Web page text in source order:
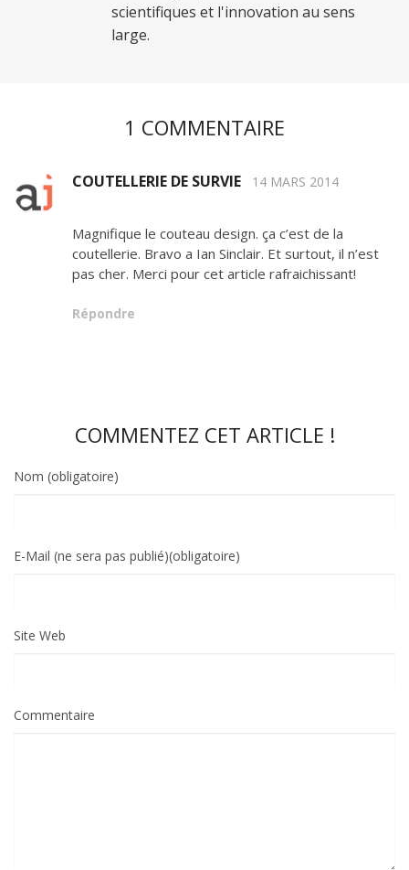
scientifiques et l'innovation au sens
large.
1 COMMENTAIRE
COUTELLERIE DE SURVIE 14 MARS 2014
Magnifique le couteau design. ça c’est de la
coutellerie. Bravo a Ian Sinclair. Et surtout, il n’est
pas cher. Merci pour cet article rafraichissant!
Répondre
COMMENTEZ CET ARTICLE !
Nom (obligatoire)
E-Mail (ne sera pas publié)(obligatoire)
Site Web
Commentaire